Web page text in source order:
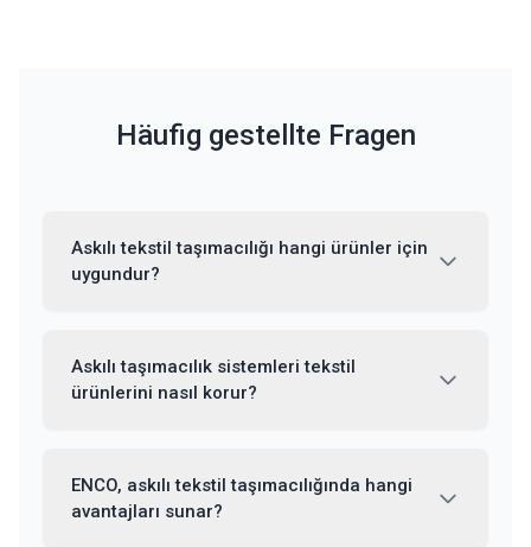
Häufig gestellte Fragen
Askılı tekstil taşımacılığı hangi ürünler için
uygundur?
Askılı taşımacılık sistemleri tekstil
ürünlerini nasıl korur?
ENCO, askılı tekstil taşımacılığında hangi
avantajları sunar?